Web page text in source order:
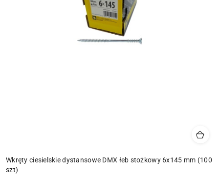
Wkręty ciesielskie dystansowe DMX łeb stożkowy 6x145 mm (100
szt)